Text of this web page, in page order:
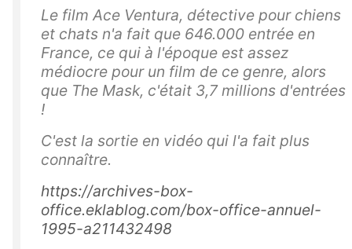
Le film Ace Ventura, détective pour chiens
et chats n'a fait que 646.000 entrée en
France, ce qui à l'époque est assez
médiocre pour un film de ce genre, alors
que The Mask, c'était 3,7 millions d'entrées
!
C'est la sortie en vidéo qui l'a fait plus
connaître.
https://archives-box-
office.eklablog.com/box-office-annuel-
1995-a211432498